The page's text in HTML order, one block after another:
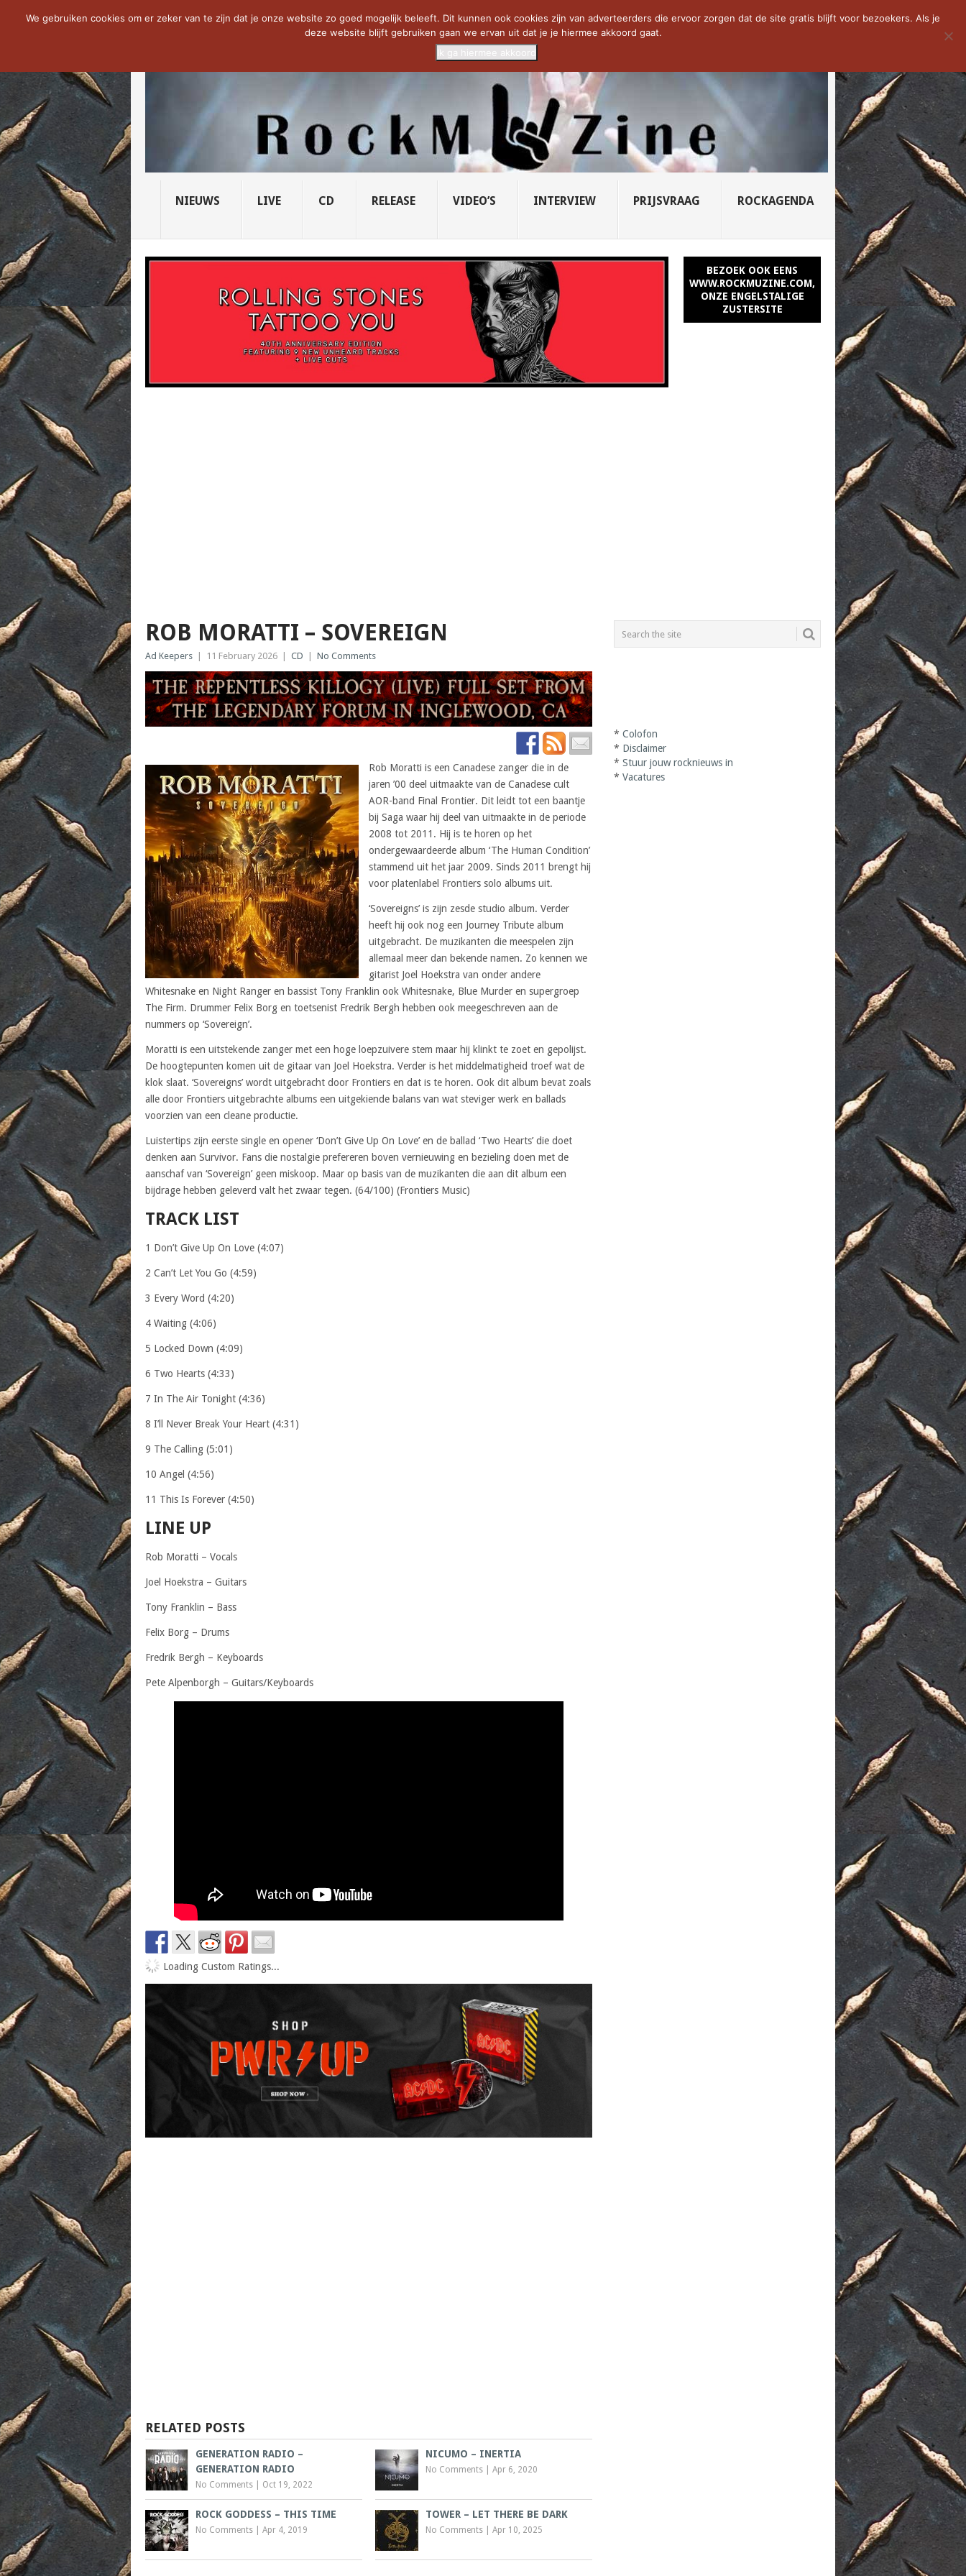
NOW TRENDING: THE VICIOUS HEAD SOCIETY... PRIDE OF LIONS – U... SAVATAGE KOMT TERUG IN 0... CD VAN DE WEEK: SLEEPING...
NIEUWS LIVE CD RELEASE VIDEO’S INTERVIEW PRIJSVRAAG ROCKAGENDA
BEZOEK OOK EENS
WWW.ROCKMUZINE.COM,
ONZE ENGELSTALIGE
ZUSTERSITE
ROB MORATTI – SOVEREIGN
Ad Keepers 11 February 2026 CD No Comments
Rob Moratti is een Canadese zanger die in de
jaren ’00 deel uitmaakte van de Canadese cult
AOR-band Final Frontier. Dit leidt tot een baantje
bij Saga waar hij deel van uitmaakte in de periode
2008 tot 2011. Hij is te horen op het
ondergewaardeerde album ‘The Human Condition’
stammend uit het jaar 2009. Sinds 2011 brengt hij
voor platenlabel Frontiers solo albums uit.
‘Sovereigns’ is zijn zesde studio album. Verder
heeft hij ook nog een Journey Tribute album
uitgebracht. De muzikanten die meespelen zijn
allemaal meer dan bekende namen. Zo kennen we
gitarist Joel Hoekstra van onder andere
Whitesnake en Night Ranger en bassist Tony Franklin ook Whitesnake, Blue Murder en supergroep
The Firm. Drummer Felix Borg en toetsenist Fredrik Bergh hebben ook meegeschreven aan de
nummers op ‘Sovereign’.
Moratti is een uitstekende zanger met een hoge loepzuivere stem maar hij klinkt te zoet en gepolijst.
De hoogtepunten komen uit de gitaar van Joel Hoekstra. Verder is het middelmatigheid troef wat de
klok slaat. ‘Sovereigns’ wordt uitgebracht door Frontiers en dat is te horen. Ook dit album bevat zoals
alle door Frontiers uitgebrachte albums een uitgekiende balans van wat steviger werk en ballads
voorzien van een cleane productie.
Luistertips zijn eerste single en opener ‘Don’t Give Up On Love’ en de ballad ‘Two Hearts’ die doet
denken aan Survivor. Fans die nostalgie prefereren boven vernieuwing en bezieling doen met de
aanschaf van ‘Sovereign’ geen miskoop. Maar op basis van de muzikanten die aan dit album een
bijdrage hebben geleverd valt het zwaar tegen. (64/100) (Frontiers Music)
TRACK LIST
1 Don’t Give Up On Love (4:07)
2 Can’t Let You Go (4:59)
3 Every Word (4:20)
4 Waiting (4:06)
5 Locked Down (4:09)
6 Two Hearts (4:33)
7 In The Air Tonight (4:36)
8 I’ll Never Break Your Heart (4:31)
9 The Calling (5:01)
10 Angel (4:56)
11 This Is Forever (4:50)
LINE UP
Rob Moratti – Vocals
Joel Hoekstra – Guitars
Tony Franklin – Bass
Felix Borg – Drums
Fredrik Bergh – Keyboards
Pete Alpenborgh – Guitars/Keyboards
Loading Custom Ratings...
RELATED POSTS
GENERATION RADIO –
GENERATION RADIO
No Comments Oct 19, 2022
NICUMO – INERTIA
No Comments |Apr 6, 2020
ROCK GODDESS – THIS TIME
No Comments Apr 4, 2019
TOWER – LET THERE BE DARK
No Comments |Apr 10, 2025
*Colofon
* Disclaimer
*Stuur jouw rocknieuws in
*Vacatures
We gebruiken cookies om er zeker van te zijn dat je onze website zo goed mogelijk beleeft. Dit kunnen ook cookies zijn van adverteerders die ervoor zorgen dat de site gratis blijft voor bezoekers. Als je
deze website blijft gebruiken gaan we ervan uit dat je je hiermee akkoord gaat.
Ik ga hiermee akkoord